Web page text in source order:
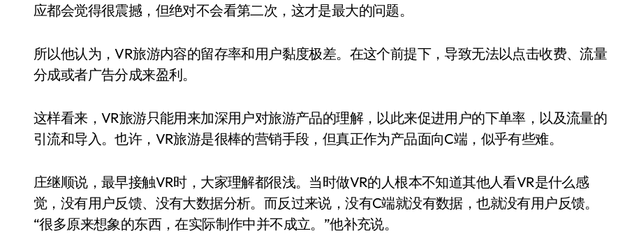
应都会觉得很震撼，但绝对不会看第二次，这才是最大的问题。
所以他认为，VR旅游内容的留存率和用户黏度极差。在这个前提下，导致无法以点击收费、流量
分成或者广告分成来盈利。
这样看来，VR旅游只能用来加深用户对旅游产品的理解，以此来促进用户的下单率，以及流量的
引流和导入。也许，VR旅游是很棒的营销手段，但真正作为产品面向C端，似乎有些难。
庄继顺说，最早接触VR时，大家理解都很浅。当时做VR的人根本不知道其他人看VR是什么感
觉，没有用户反馈、没有大数据分析。而反过来说，没有C端就没有数据，也就没有用户反馈。
“很多原来想象的东西，在实际制作中并不成立。”他补充说。